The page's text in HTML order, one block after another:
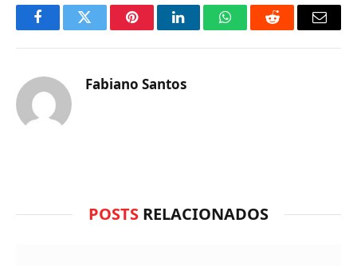
FacebookTwitter PinterestLinkedInO
Reddit
E-
Fabiano Santos
POSTS RELACIONADOS